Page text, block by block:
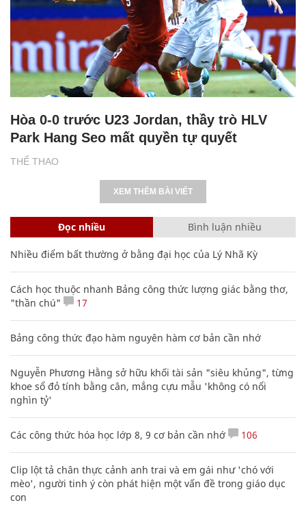
THỂ THAO
Hòa 0-0 trước U23 Jordan, thầy trò HLV
Park Hang Seo mất quyền tự quyết
XEM THÊM BÀI VIẾT
Đọc nhiều Bình luận nhiều
Nhiều điểm bất thường ở bằng đại học của Lý Nhã Kỳ
Cách học thuộc nhanh Bảng công thức lượng giác bằng thơ,
"thần chú"
17
Bảng công thức đạo hàm nguyên hàm cơ bản cần nhớ
Nguyễn Phương Hằng sở hữu khối tài sản "siêu khủng", từng
khoe sổ đỏ tính bằng cân, mắng cựu mẫu 'không có nổi
nghìn tỷ'
Các công thức hóa học lớp 8, 9 cơ bản cần nhớ 106
Clip lột tả chân thực cảnh anh trai và em gái như 'chó với
mèo', người tinh ý còn phát hiện một vấn đề trong giáo dục
con